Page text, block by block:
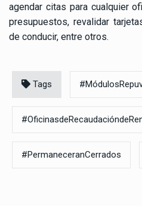
agendar citas para cualquier
presupuestos, revalidar
de conducir, entre otros.
Tags
#PermaneceranCerrados